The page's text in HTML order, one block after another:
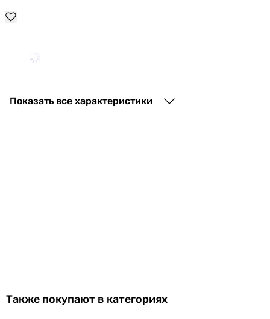
5 068
11 739грн
Показать все характеристики
Также покупают в категориях